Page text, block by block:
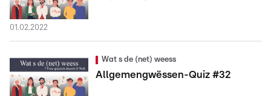
01.02.2022
Wat s de (net) weess
Allgemengwëssen-Quiz #32